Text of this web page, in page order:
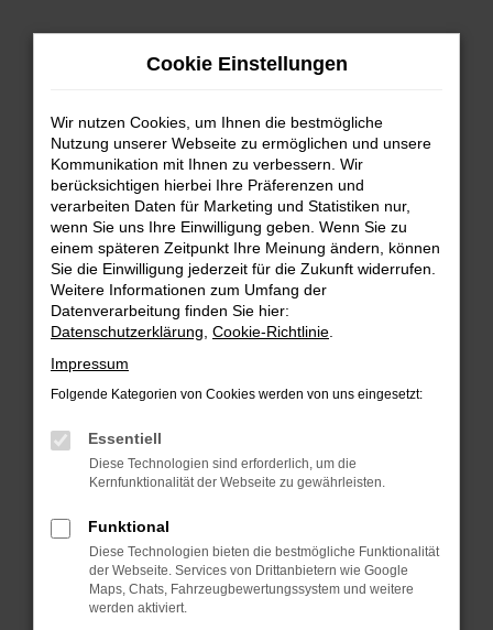
Zum
FEHLER: NETWORK ERROR
Beim Laden ist ein Fehler aufgetreten.
Hier sind ein paar Tipps, die dir helfen können:
Überprüfe deine Firewall und deine
Internetverbindung.
Laden andere Webseiten, zum Beispiel deine
Manche Erweiterungen, wie Werbeblocker,
verhindern. Funktioniert die Seite in einem
anderen Browser oder in einem privaten
Fenster?
Starte dein Gerät neu.
Cookie Einstellungen
Wir nutzen Cookies, um Ihnen die bestmögliche
Nutzung unserer Webseite zu ermöglichen und unsere
Kommunikation mit Ihnen zu verbessern. Wir
berücksichtigen hierbei Ihre Präferenzen und
verarbeiten Daten für Marketing und Statistiken nur,
wenn Sie uns Ihre Einwilligung geben. Wenn Sie zu
einem späteren Zeitpunkt Ihre Meinung ändern, können
Sie die Einwilligung jederzeit für die Zukunft widerrufen.
Weitere Informationen zum Umfang der
Datenverarbeitung finden Sie hier:
Datenschutzerklärung Cookie-Richtlinie
Impressum
Folgende Kategorien von Cookies werden von uns eingesetzt:
Essentiell
Diese Technologien sind erforderlich, um die
Kernfunktionalität der Webseite zu gewährleisten.
Funktional
Diese Technologien bieten die bestmögliche Funktionalität
der Webseite. Services von Drittanbietern wie Google
Maps, Chats, Fahrzeugbewertungssystem und weitere
werden aktiviert.